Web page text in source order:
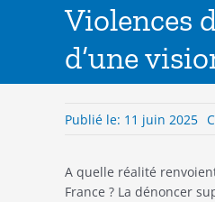
Violences
d’une
Publié le: 11 juin 2025
A quelle réalité
France ? La dénoncer